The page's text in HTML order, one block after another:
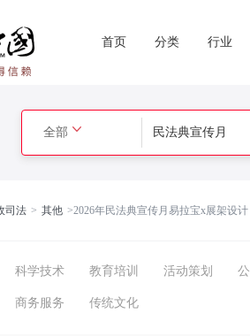
首页 分类 行业
全部
司法 > 其他 >2026年民法典宣传月易拉宝x展架设计
科学技术 教育培训 活动策划
商务服务 传统文化